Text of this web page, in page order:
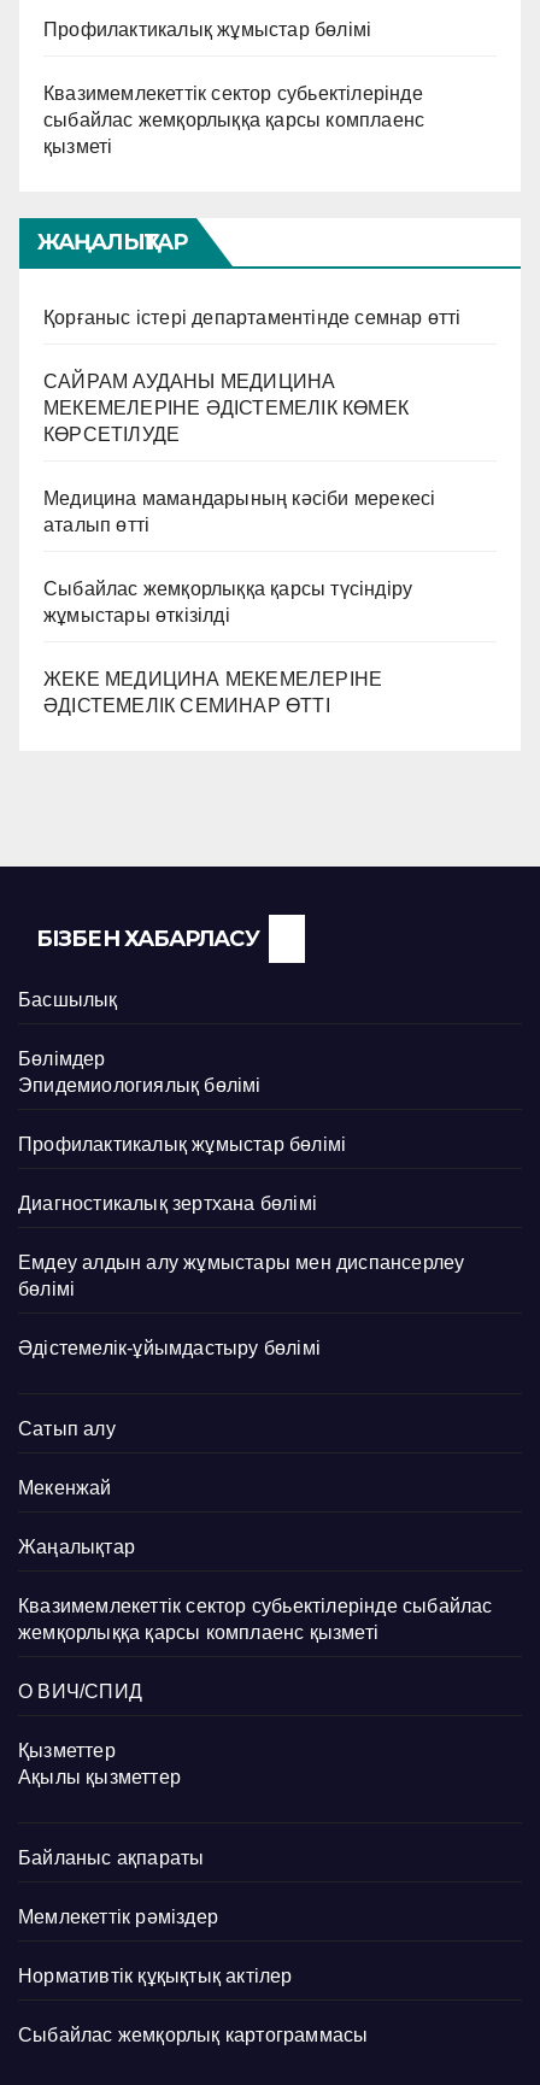
Профилактикалық жұмыстар бөлімі
Квазимемлекеттік сектор субьектілерінде
сыбайлас жемқорлыққа қарсы комплаенс
қызметі
ЖАҢАЛЫҚТАР
Қорғаныс істері департаментінде семнар өтті
САЙРАМ АУДАНЫ МЕДИЦИНА
МЕКЕМЕЛЕРІНЕ ӘДІСТЕМЕЛІК КӨМЕК
КӨРСЕТІЛУДЕ
Медицина мамандарының кәсіби мерекесі
аталып өтті
Сыбайлас жемқорлыққа қарсы түсіндіру
жұмыстары өткізілді
ЖЕКЕ МЕДИЦИНА МЕКЕМЕЛЕРІНЕ
ӘДІСТЕМЕЛІК СЕМИНАР ӨТТІ
БІЗБЕН ХАБАРЛАСУ
Басшылық
Бөлімдер
Эпидемиологиялық бөлімі
Профилактикалық жұмыстар бөлімі
Диагностикалық зертхана бөлімі
Емдеу алдын алу жұмыстары мен диспансерлеу
бөлімі
Әдістемелік-ұйымдастыру бөлімі
Сатып алу
Мекенжай
Жаңалықтар
Квазимемлекеттік сектор субьектілерінде сыбайлас
жемқорлыққа қарсы комплаенс қызметі
О ВИЧ/СПИД
Қызметтер
Ақылы қызметтер
Байланыс ақпараты
Мемлекеттік рәміздер
Нормативтік құқықтық актілер
Сыбайлас жемқорлық картограммасы